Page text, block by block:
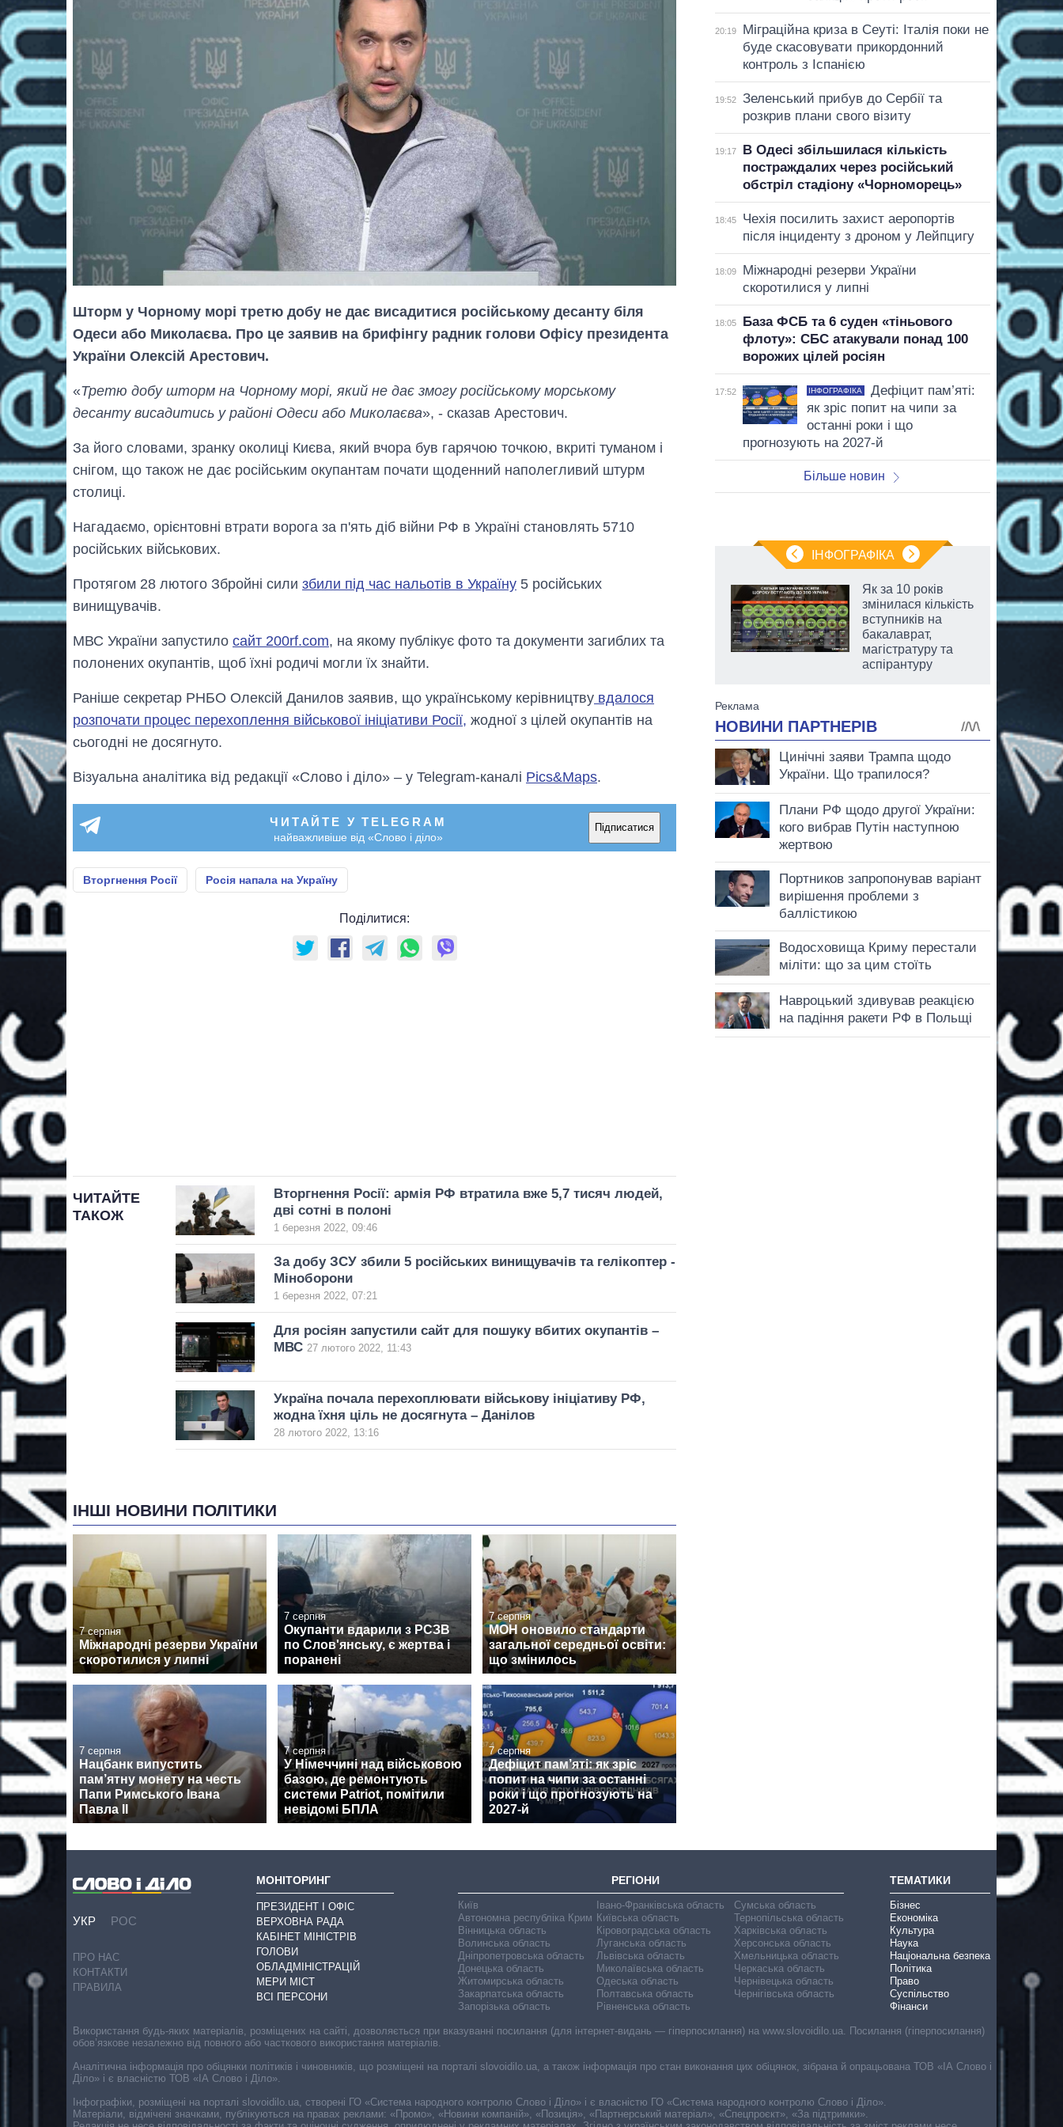
Шторм у Чорному морі третю добу не дає висадитися російському десанту біля
Одеси або Миколаєва. Про це заявив на брифінгу радник голови Офісу президента
України Олексій Арестович.
«Третю добу шторм на Чорному морі, який не дає змогу російському морському
десанту висадитись у районі Одеси або Миколаєва», - сказав Арестович.
За його словами, зранку околиці Києва, який вчора був гарячою точкою, вкриті туманом і
снігом, що також не дає російським окупантам почати щоденний наполегливий штурм
столиці.
Нагадаємо, орієнтовні втрати ворога за п'ять діб війни РФ в Україні становлять 5710
російських військових.
Протягом 28 лютого Збройні сили збили під час нальотів в Україну 5 російських
винищувачів.
МВС України запустило сайт 200rf.com, на якому публікує фото та документи загиблих та
полонених окупантів, щоб їхні родичі могли їх знайти.
Раніше секретар РНБО Олексій Данилов заявив, що українському керівництву вдалося
розпочати процес перехоплення військової ініціативи Росії, жодної з цілей окупантів на
сьогодні не досягнуто.
Візуальна аналітика від редакції «Слово і діло» – у Telegram-каналі Pics&Maps.
ЧИТАЙТЕ У TELEGRAM
найважливіше від «Слово і діло»
Підписатися
Вторгнення Росії Росія напала на Україну
Поділитися:
ЧИТАЙТЕ
ТАКОЖ
Вторгнення Росії: армія РФ втратила вже 5,7 тисяч людей,
дві сотні в полоні
1 березня 2022, 09:46
За добу ЗСУ збили 5 російських винищувачів та гелікоптер -
Міноборони
1 березня 2022, 07:21
Для росіян запустили сайт для пошуку вбитих окупантів –
МВС 27 лютого 2022, 11:43
Україна почала перехоплювати військову ініціативу РФ,
жодна їхня ціль не досягнута – Данілов
28 лютого 2022, 13:16
ІНШІ НОВИНИ ПОЛІТИКИ
7 серпня
Міжнародні резерви України
скоротилися у липні
7 серпня
Окупанти вдарили з РСЗВ
по Слов'янську, є жертва і
поранені
7 серпня
МОН оновило стандарти
загальної середньої освіти:
що змінилось
7 серпня
Нацбанк випустить
пам’ятну монету на честь
Папи Римського Івана
Павла II
7 серпня
У Німеччині над військовою
базою, де ремонтують
системи Patriot, помітили
невідомі БПЛА
7 серпня
Дефіцит пам’яті: як зріс
попит на чипи за останні
роки і що прогнозують на
2027-й
20:19
Міграційна криза в Сеуті: Італія поки не
буде скасовувати прикордонний
контроль з Іспанією
19:52
Зеленський прибув до Сербії та
розкрив плани свого візиту
19:17
В Одесі збільшилася кількість
постраждалих через російський
обстріл стадіону «Чорноморець»
18:45
Чехія посилить захист аеропортів
після інциденту з дроном у Лейпцигу
18:09
Міжнародні резерви України
скоротилися у липні
18:05
База ФСБ та 6 суден «тіньового
флоту»: СБС атакували понад 100
ворожих цілей росіян
17:52 ІНФОГРАФІКА
Дефіцит пам’яті:
як зріс попит на чипи за
останні роки і що
прогнозують на 2027-й
Більше новин
ІНФОГРАФІКА
Від 1 місяця – до 5
посаду керівника
СЗР
Як за 10 років
змінилася кількість
вступників на
бакалаврат,
магістратуру та
аспірантуру
УКР РОС
ПРО НАС
КОНТАКТИ
ПРАВИЛА
МОНІТОРИНГ
ПРЕЗИДЕНТ І ОФІС
ВЕРХОВНА РАДА
КАБІНЕТ МІНІСТРІВ
ГОЛОВИ
ОБЛАДМІНІСТРАЦІЙ
МЕРИ МІСТ
ВСІ ПЕРСОНИ
РЕГІОНИ
Київ
Автономна республіка Крим
Вінницька область
Волинська область
Дніпропетровська область
Донецька область
Житомирська область
Закарпатська область
Запорізька область
Івано-Франківська область
Київська область
Кіровоградська область
Луганська область
Львівська область
Миколаївська область
Одеська область
Полтавська область
Рівненська область
Сумська область
Тернопільська область
Харківська область
Херсонська область
Хмельницька область
Черкаська область
Чернівецька область
Чернігівська область
ТЕМАТИКИ
Бізнес
Економіка
Культура
Наука
Національна безпека
Політика
Право
Суспільство
Фінанси
Використання будь-яких матеріалів, розміщених на сайті, дозволяється при вказуванні посилання (для інтернет-видань — гіперпосилання) на www.slovoidilo.ua. Посилання (гіперпосилання)
обов’язкове незалежно від повного або часткового використання матеріалів.
Аналітична інформація про обіцянки політиків і чиновників, що розміщені на порталі slovoidilo.ua, а також інформація про стан виконання цих обіцянок, зібрана й опрацьована ТОВ «ІА Слово і
Діло» і є власністю ТОВ «ІА Слово і Діло».
Інфографіки, розміщені на порталі slovoidilo.ua, створені ГО «Система народного контролю Слово і Діло» і є власністю ГО «Система народного контролю Слово і Діло».
Матеріали, відмічені значками, публікуються на правах реклами: «Промо», «Новини компаній», «Позиція», «Партнерський матеріал», «Спецпроєкт», «За підтримки».